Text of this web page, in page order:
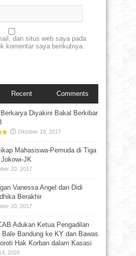
dan situs web saya pada
komentar saya berikutnya.
Recent Comments
Diyakini Bakal Berkibar
Oktober 19, 2017
Mahasiswa-Pemuda di Tiga
JK
20, 2017
Vanessa Angel dan Didi
Berakhir
20, 2017
Adukan Ketua Pengadilan
Bale Bandung ke KY dan Bawas
Hak Korban dalam Kasasi
2026